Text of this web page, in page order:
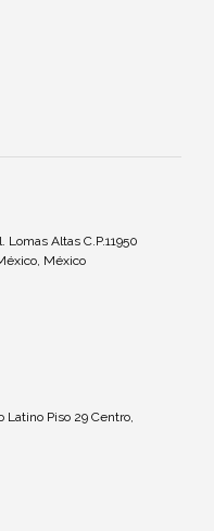
Lomas Altas C.P.11950
México
Latino Piso 29 Centro,